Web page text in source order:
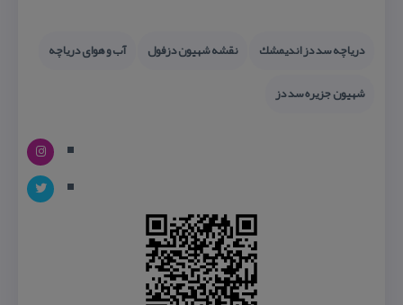
دریاچه سد دز اندیمشك نقشه شهیون دزفول
آب و هوای دریاچه
شهیون جزیره سد دز